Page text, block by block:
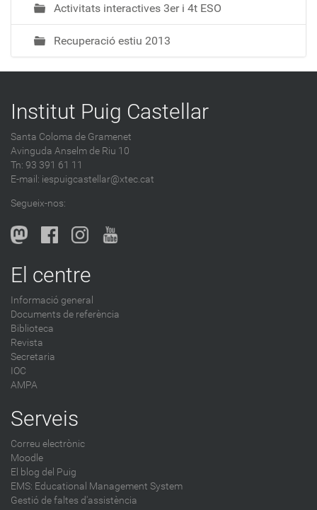
Activitats interactives 3er i 4t ESO
Recuperació estiu 2013
Institut Puig Castellar
Santa Coloma de Gramenet
Avinguda Anselm de Riu 10
Tn: 93 391 61 11
E-mail: iespuigcastellar@xtec.cat
Segueix-nos:
El centre
Informació general
Documents de referència
Biblioteca
Revista
Secretaria
IOC
AMPA
Serveis
Correu electrònic
Moodle
El blog del Puig
EMS: Educational Management System
Gestió de faltes d'assistència